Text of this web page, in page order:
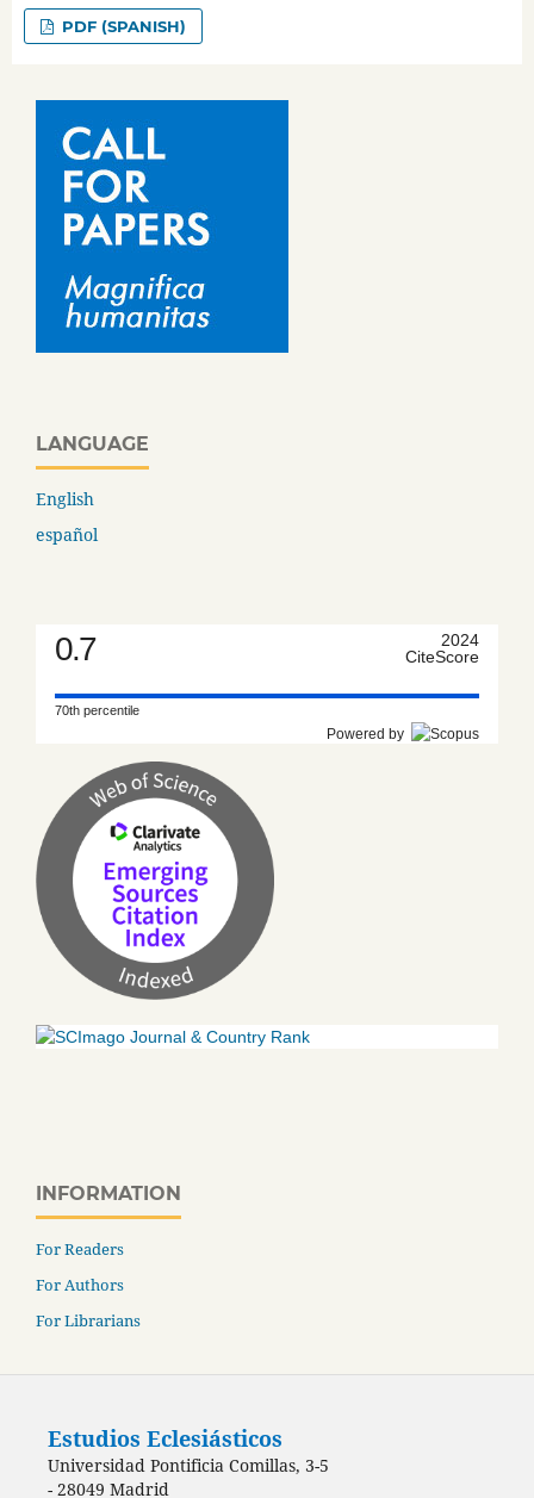
PDF (SPANISH)
LANGUAGE
English
español
0.7
2024
CiteScore
70th percentile
Powered by
INFORMATION
For Readers
For Authors
For Librarians
Estudios Eclesiásticos
Universidad Pontificia Comillas, 3-5
- 28049 Madrid